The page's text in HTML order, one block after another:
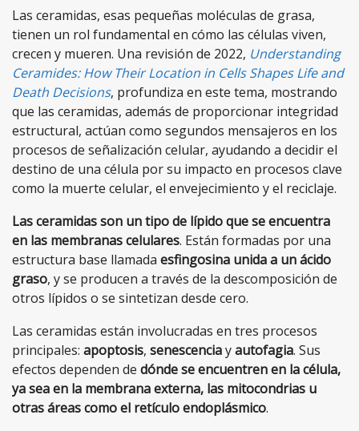
Las ceramidas, esas pequeñas moléculas de grasa,
tienen un rol fundamental en cómo las células viven,
crecen y mueren. Una revisión de 2022, Understanding
Ceramides: How Their Location in Cells Shapes Life and
Death Decisions, profundiza en este tema, mostrando
que las ceramidas, además de proporcionar integridad
estructural, actúan como segundos mensajeros en los
procesos de señalización celular, ayudando a decidir el
destino de una célula por su impacto en procesos clave
como la muerte celular, el envejecimiento y el reciclaje.
Las ceramidas son un tipo de lípido que se encuentra
en las membranas celulares. Están formadas por una
estructura base llamada esfingosina unida a un ácido
graso, y se producen a través de la descomposición de
otros lípidos o se sintetizan desde cero.
Las ceramidas están involucradas en tres procesos
principales: apoptosis, senescenciayautofagia. Sus
efectos dependen de dónde se encuentren en la célula,
ya sea en la membrana externa, las mitocondrias u
otras áreas como el retículo endoplásmico.